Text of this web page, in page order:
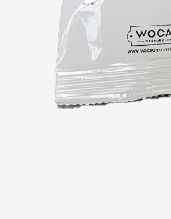
ONDERHOUD
Reinigen
Olie
Wash-in